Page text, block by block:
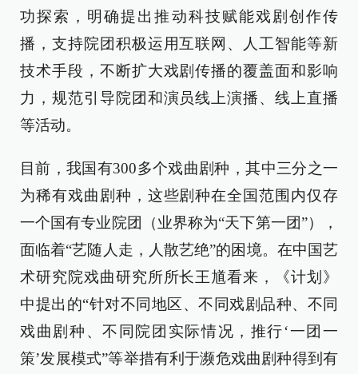
功探索，明确提出推动科技赋能戏剧创作传
播，支持院团积极运用互联网、人工智能等新
技术手段，不断扩大戏剧传播的覆盖面和影响
力，规范引导院团和演员线上演播、线上直播
等活动。
目前，我国有300多个戏曲剧种，其中三分之一
为稀有戏曲剧种，这些剧种在全国范围内仅存
一个国有专业院团（业界称为“天下第一团”），
面临着“艺随人走，人散艺绝”的困境。在中国艺
术研究院戏曲研究所所长王馗看来，《计划》
中提出的“针对不同地区、不同戏剧品种、不同
戏曲剧种、不同院团实际情况，推行‘一团一
策’发展模式”等举措有利于濒危戏曲剧种得到有